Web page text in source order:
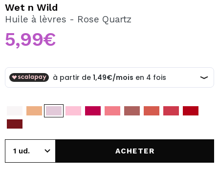
En créant un compte sur Maquibeauty.fr vous pourrez
effectuer vos achats rapidement, vérifier l'état de vos
commandes et consulter vos opérations précédentes.
CRÉER UN COMPTE
Wet n Wild
Huile à lèvres - Rose Quartz
5,99€
ACHETER